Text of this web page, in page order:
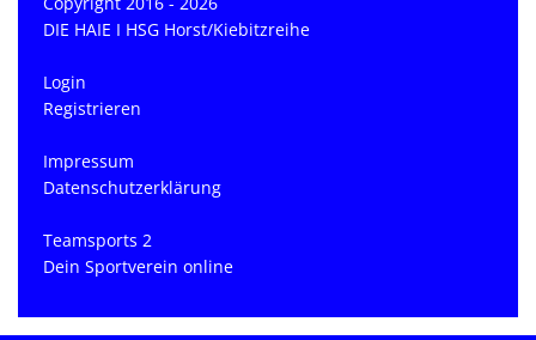
DIE HAIE I HSG Horst/Kiebitzreihe
Login
Registrieren
Impressum
Datenschutzerklärung
Teamsports 2
Dein Sportverein online